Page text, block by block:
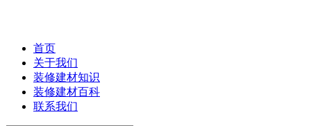
首页
关于我们
装修建材知识
装修建材百科
联系我们